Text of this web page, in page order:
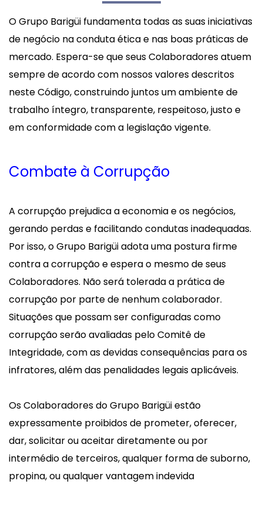
O Grupo Barigüi fundamenta todas as suas iniciativas
de negócio na conduta ética e nas boas práticas de
mercado. Espera-se que seus Colaboradores atuem
sempre de acordo com nossos valores descritos
neste Código, construindo juntos um ambiente de
trabalho íntegro, transparente, respeitoso, justo e
em conformidade com a legislação vigente.
Combate à Corrupção
A corrupção prejudica a economia e os negócios,
gerando perdas e facilitando condutas inadequadas.
Por isso, o Grupo Barigüi adota uma postura firme
contra a corrupção e espera o mesmo de seus
Colaboradores. Não será tolerada a prática de
corrupção por parte de nenhum colaborador.
Situações que possam ser configuradas como
corrupção serão avaliadas pelo Comitê de
Integridade, com as devidas consequências para os
infratores, além das penalidades legais aplicáveis.
Os Colaboradores do Grupo Barigüi estão
expressamente proibidos de prometer, oferecer,
dar, solicitar ou aceitar diretamente ou por
intermédio de terceiros, qualquer forma de suborno,
propina, ou qualquer vantagem indevida